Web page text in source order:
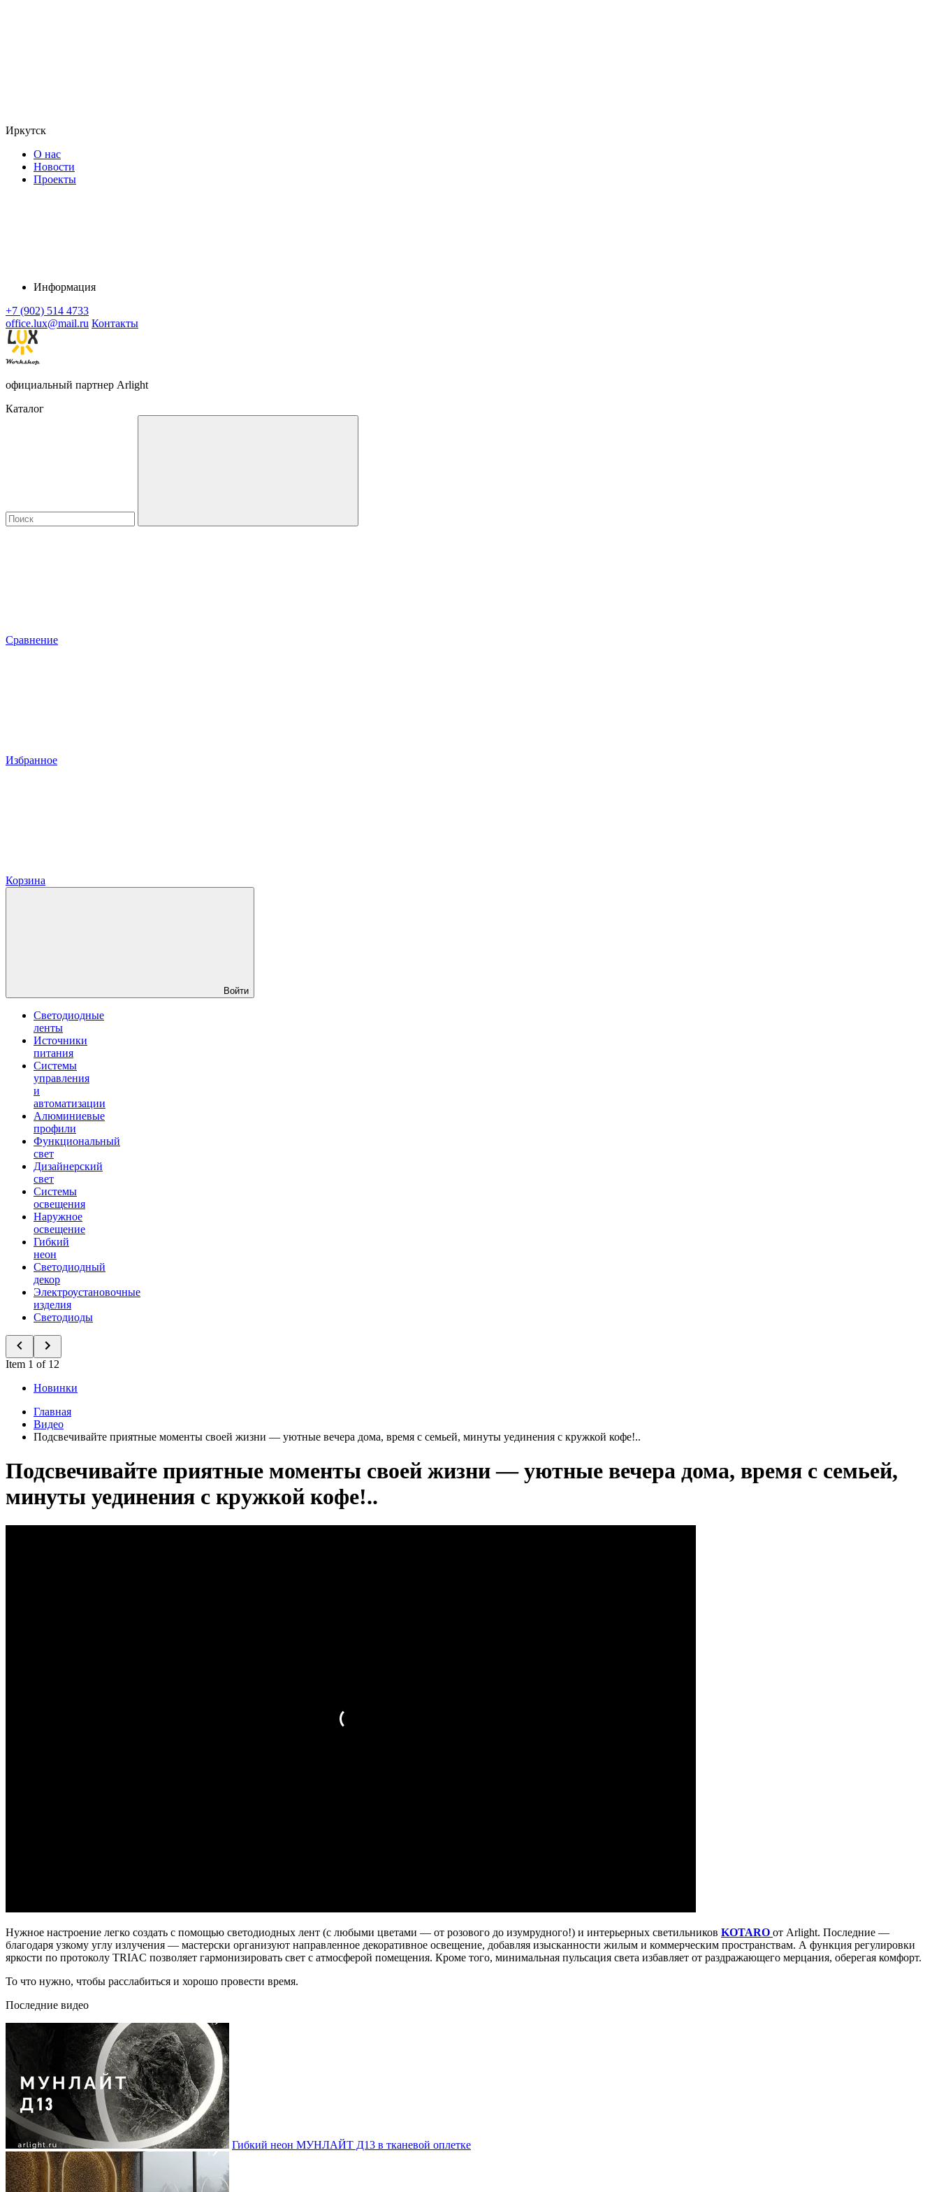
Иркутск
О нас
Новости
Проекты
Информация
+7 (902) 514 4733
office.lux@mail.ru Контакты
официальный партнер Arlight
Каталог
Сравнение
Избранное
Корзина
Войти
Светодиодные
ленты
Источники
питания
Системы
управления
и
автоматизации
Алюминиевые
профили
Функциональный
свет
Дизайнерский
свет
Системы
освещения
Наружное
освещение
Гибкий
неон
Светодиодный
декор
Электроустановочные
изделия
Светодиоды
Item 1 of 12
Новинки
Главная
Видео
Подсвечивайте приятные моменты своей жизни — уютные вечера дома, время с семьей, минуты уединения с кружкой кофе!..
Подсвечивайте приятные моменты своей жизни — уютные вечера дома, время с семьей,
минуты уединения с кружкой кофе!..
Нужное настроение легко создать с помощью светодиодных лент (с любыми цветами — от розового до изумрудного!) и интерьерных светильников KOTARO от Arlight. Последние —
благодаря узкому углу излучения — мастерски организуют направленное декоративное освещение, добавляя изысканности жилым и коммерческим пространствам. А функция регулировки
яркости по протоколу TRIAC позволяет гармонизировать свет с атмосферой помещения. Кроме того, минимальная пульсация света избавляет от раздражающего мерцания, оберегая комфорт.
То что нужно, чтобы расслабиться и хорошо провести время.
Последние видео
Гибкий неон МУНЛАЙТ Д13 в тканевой оплетке